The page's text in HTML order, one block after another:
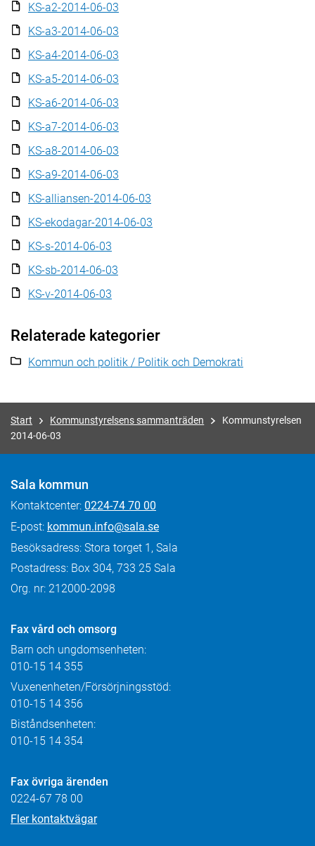
KS-a2-2014-06-03
KS-a3-2014-06-03
KS-a4-2014-06-03
KS-a5-2014-06-03
KS-a6-2014-06-03
KS-a7-2014-06-03
KS-a8-2014-06-03
KS-a9-2014-06-03
KS-alliansen-2014-06-03
KS-ekodagar-2014-06-03
KS-s-2014-06-03
KS-sb-2014-06-03
KS-v-2014-06-03
Relaterade kategorier
Kommun och politik / Politik och Demokrati
Start Kommunstyrelsens sammanträden
Kommunstyrelsen
2014-06-03
Sala kommun
Kontaktcenter: 0224-74 70 00
E-post: kommun.info@sala.se
Besöksadress: Stora torget 1, Sala
Postadress: Box 304, 733 25 Sala
Org. nr: 212000-2098
Fax vård och omsorg
Barn och ungdomsenheten:
010-15 14 355
Vuxenenheten/Försörjningsstöd:
010-15 14 356
Biståndsenheten:
010-15 14 354
Fax övriga ärenden
0224-67 78 00
Fler kontaktvägar